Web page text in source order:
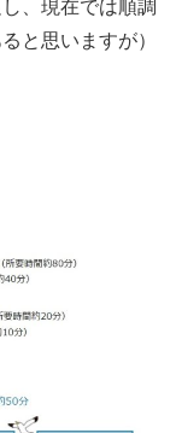
、現在では順調
と思いますが）